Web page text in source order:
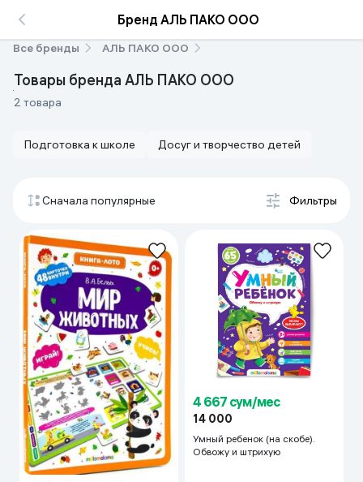
Бренд АЛЬ ПАКО ООО
Все бренды АЛЬ ПАКО ООО
Товары бренда АЛЬ ПАКО ООО
2 товара
Подготовка к школе Досуг и творчество детей
Сначала популярные Фильтры
4 667 сум/мес
14 000
Умный ребенок (на скобе).
Обвожу и штрихую